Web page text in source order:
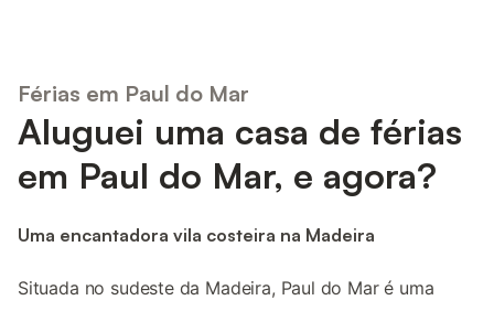
Férias em Paul do Mar
Aluguei uma casa de férias
em Paul do Mar, e agora?
Uma encantadora vila costeira na Madeira
Situada no sudeste da Madeira, Paul do Mar é uma